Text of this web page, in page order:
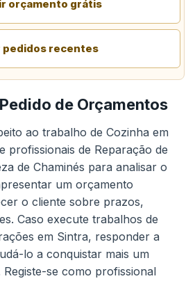
orçamento grátis
pedidos recentes
de Orçamentos
ao trabalho de Cozinha em
profissionais de Reparação de
de Chaminés para analisar o
um orçamento
o cliente sobre prazos,
Caso execute trabalhos de
em Sintra, responder a
lo a conquistar mais um
se como profissional